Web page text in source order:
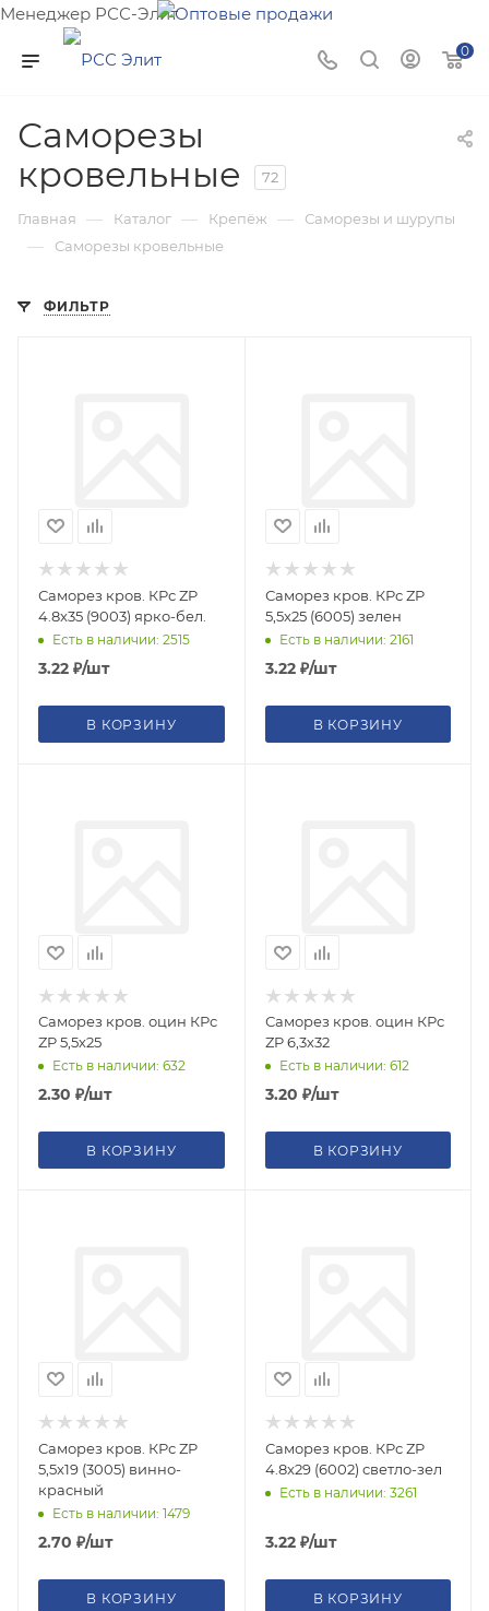
Менеджер РСС-Элит
Напишите нам и мы поможем подобрать товар именно
для Вас!
0
Саморезы
кровельные
72
Главная — Каталог — Крепёж — Саморезы и шурупы
— Саморезы кровельные
ФИЛЬТР
Саморез кров. КРс ZP
4.8x35 (9003) ярко-бел.
Есть в наличии: 2515
3.22 ₽/шт
В КОРЗИНУ
Саморез кров. КРс ZP
5,5x25 (6005) зелен
Есть в наличии: 2161
3.22₽/шт
В КОРЗИНУ
Саморез кров. оцин КРс
ZP 5,5х25
Есть в наличии: 632
2.30 ₽/шт
В КОРЗИНУ
Саморез кров. оцин КРс
ZP 6,3х32
Есть в наличии: 612
3.20 ₽/шт
В КОРЗИНУ
Саморез кров. КРс ZP
5,5x19 (3005) винно-
красный
Есть в наличии: 1479
2.70 ₽/шт
В КОРЗИНУ
Саморез кров. КРс ZP
4.8x29 (6002) светло-зел
Есть в наличии: 3261
3.22₽/шт
В КОРЗИНУ